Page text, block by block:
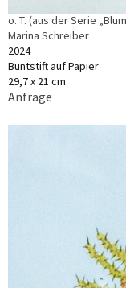
o. T. (aus der Serie
Marina Schreiber
2024
Buntstift auf Papier
29,7 x 21 cm
Anfrage